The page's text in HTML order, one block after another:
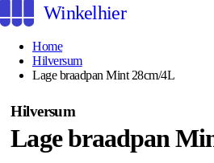
Winkelhier
Home
Hilversum
Lage braadpan Mint 28cm/4L
Hilversum
Lage braadpan